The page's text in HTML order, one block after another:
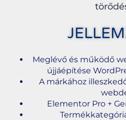
Meglévő és működő
újjáépítése
A márkához
Elementor Pro +